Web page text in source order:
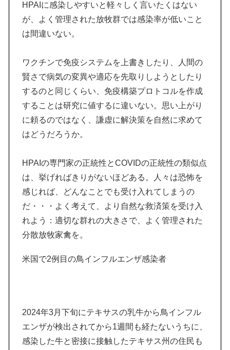
HPAIに感染しやすいと軽々しく言いたくはない
が、よく管理された放牧群では感染率が低いこと
は間違いない。
ワクチンで免疫システムを上書きしたり、人間の
賢さで病気の変異や適応を先取りしようとしたり
するのと同じくらい、免疫構築プロトコルを作成
することは研究に値するに違いない。思い上がり
に頼るのではなく、謙虚に解決策を自然に求めて
はどうだろうか。
HPAIの専門家の正統性とCOVIDの正統性の類似点
は、挙げればきりがないほどある。人々は恐怖を
感じれば、どんなことでも受け入れてしまうの
だ・・・よく考えて、より自然な救済策を受け入
れよう：適切な群れの大きさで、よく管理された
分散放牧家禽を。
米国で2例目の鳥インフルエンザ感染者
2024年3月下旬にテキサスの乳牛から鳥インフル
エンザが検出されてから1週間も経たないうちに、
感染した牛と密接に接触したテキサス州の住民も